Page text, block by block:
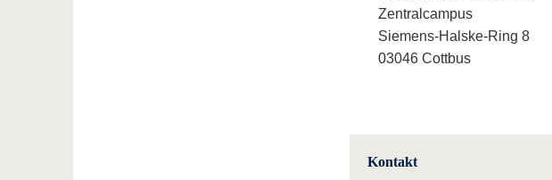
Zentralcampus
Siemens-Halske-Ring 8
03046 Cottbus
Kontakt